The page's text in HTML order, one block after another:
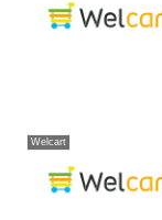
Welcart